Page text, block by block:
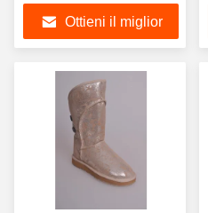
Ottieni il miglior